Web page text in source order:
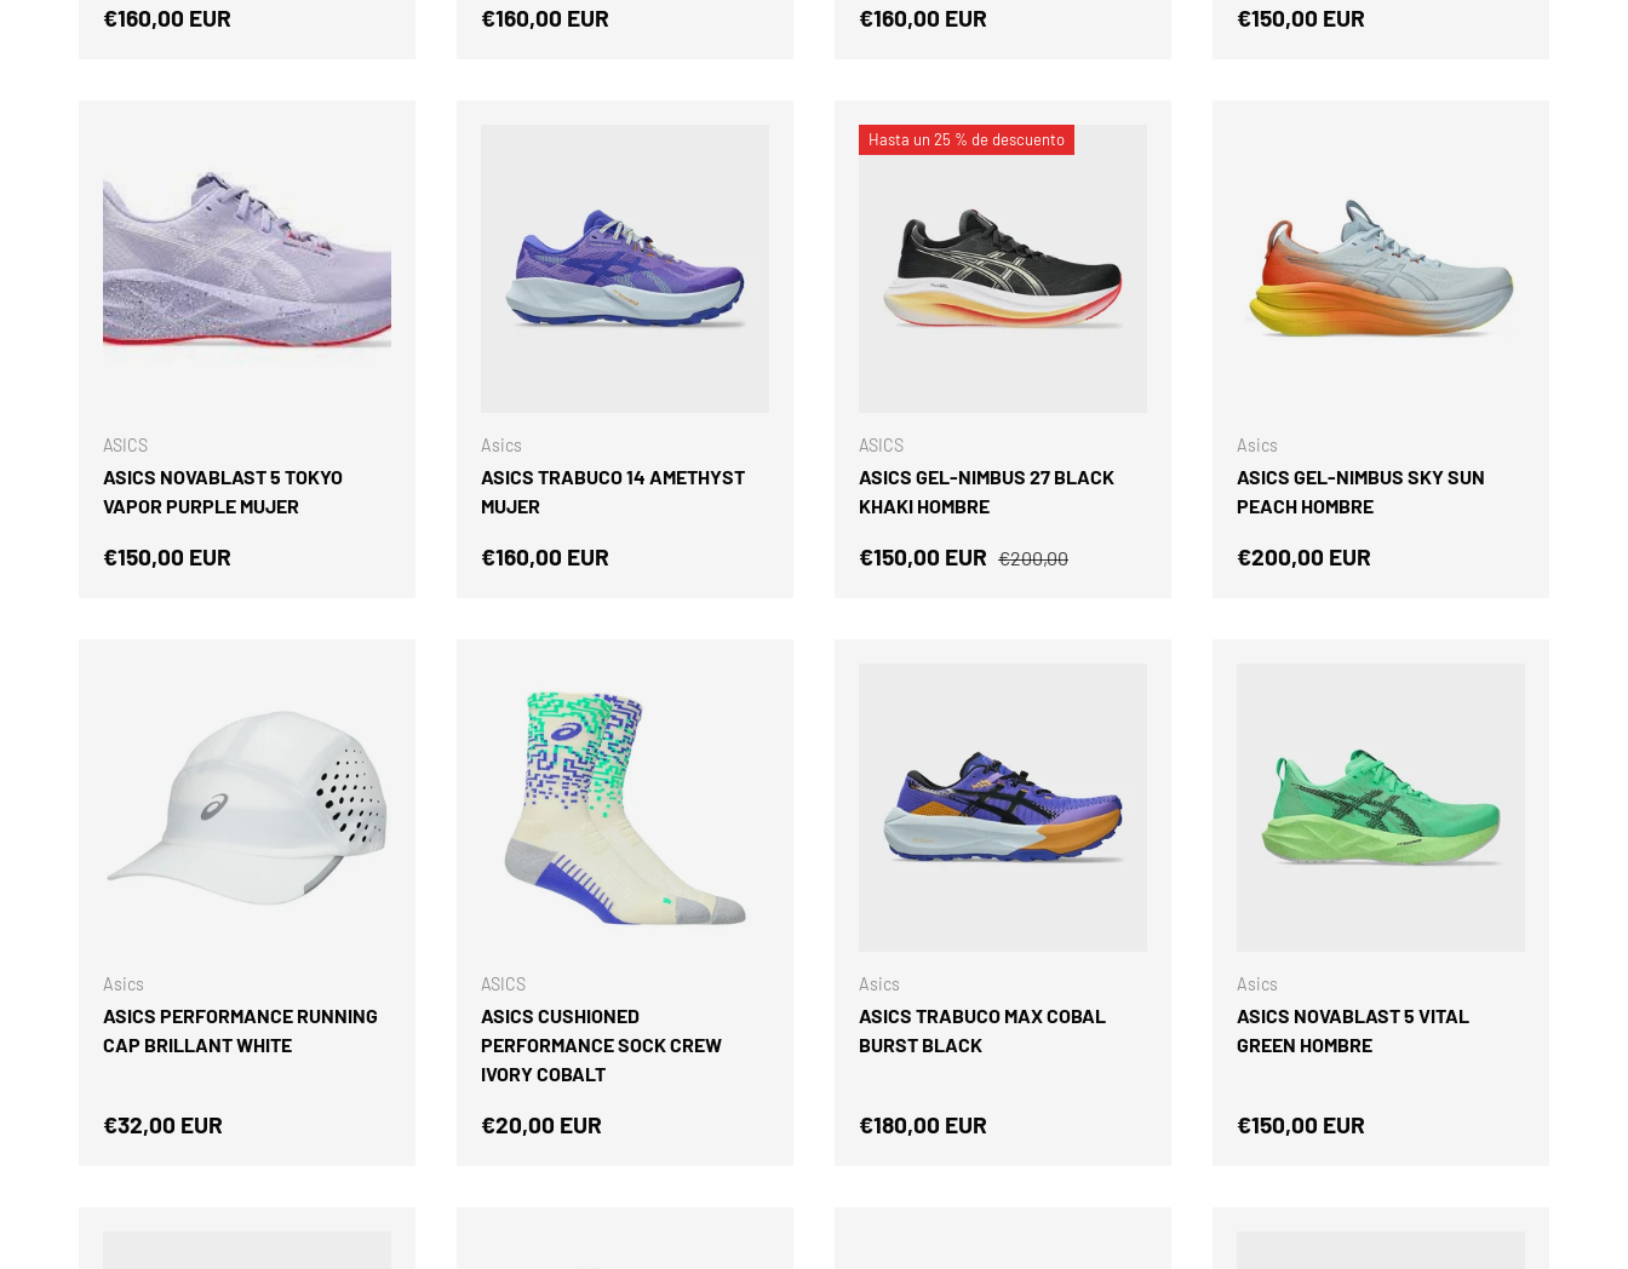
Precio normal
€160,00 EUR Precio normal
€160,00 EUR Precio normal
€160,00 EUR Precio normal
€150,00 EUR
ASICS
ASICS NOVABLAST 5 TOKYO
VAPOR PURPLE MUJER
Precio normal
€150,00 EUR
Asics
ASICS TRABUCO 14 AMETHYST
MUJER
Precio normal
€160,00 EUR
Hasta un 25 % de descuento
ASICS
ASICS GEL-NIMBUS 27 BLACK
KHAKI HOMBRE
Precio de venta
€150,00 EUR Precio normal
€200,00
Asics
ASICS GEL-NIMBUS SKY SUN
PEACH HOMBRE
Precio normal
€200,00 EUR
Asics
ASICS PERFORMANCE RUNNING
CAP BRILLANT WHITE
Precio normal
€32,00 EUR
ASICS
ASICS CUSHIONED
PERFORMANCE SOCK CREW
IVORY COBALT
Precio normal
€20,00 EUR
ELEGIR OPCIONES
Asics
ASICS TRABUCO MAX COBAL
BURST BLACK
Precio normal
€180,00 EUR
Asics
ASICS NOVABLAST 5 VITAL
GREEN HOMBRE
Precio normal
€150,00 EUR
LLÉVATE UN 5%
DE DESCUENTO
BIENVENIDA5